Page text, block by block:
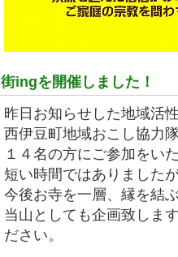
街ingを開催しました！
昨日お知らせした地域活
西伊豆町地域おこし協力
１４名の方にご参加をい
短い時間ではありました
今後お寺を一層、縁を結
当山としても企画致しま
ださい。